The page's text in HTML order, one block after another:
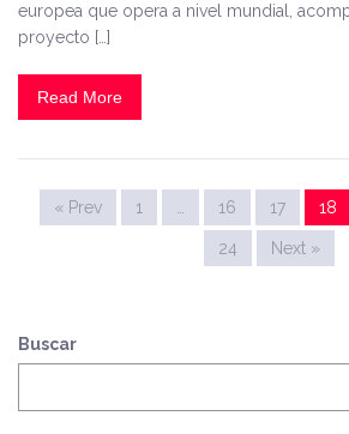
europea que opera a nivel mundial,
proyecto […]
Read More
« Prev 1 … 16 17 18
24 Next »
Buscar